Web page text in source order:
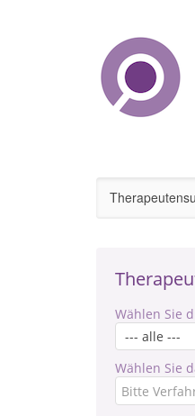
Wählen Sie
Wählen Sie